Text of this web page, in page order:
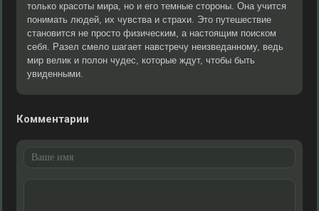
только красоты мира, но и его темные стороны. Она учится
понимать людей, их чувства и страхи. Это путешествие
становится не просто физическим, а настоящим поиском
себя. Разел смело шагает навстречу неизведанному, ведь
мир велик и полон чудес, которые ждут, чтобы быть
увиденными.
Комментарии